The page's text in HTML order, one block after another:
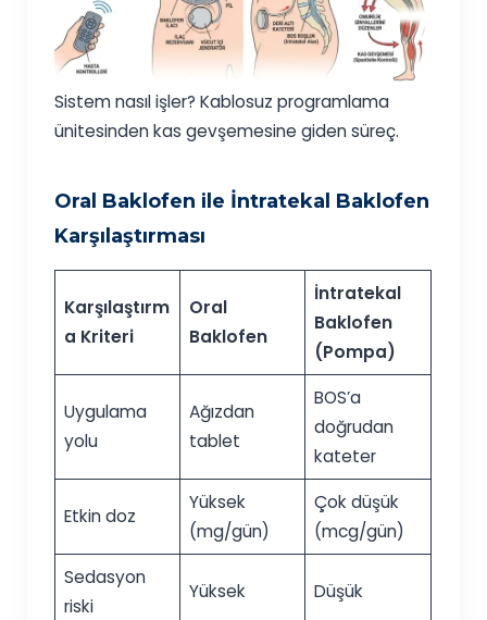
Sistem nasıl işler? Kablosuz programlama
ünitesinden kas gevşemesine giden süreç.
Oral Baklofen ile İntratekal Baklofen
Karşılaştırması
Karşılaştırm
a Kriteri
Oral
Baklofen
İntratekal
Baklofen
(Pompa)
Uygulama
yolu
Ağızdan
tablet
BOS’a
doğrudan
kateter
Etkin doz
Yüksek
(mg/gün)
Çok düşük
(mcg/gün)
Sedasyon
riski
Yüksek Düşük